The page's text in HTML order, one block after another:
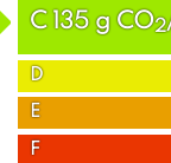
C135 g CO2
D
E
F